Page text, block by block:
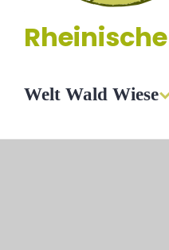
Welt Wald Wiese